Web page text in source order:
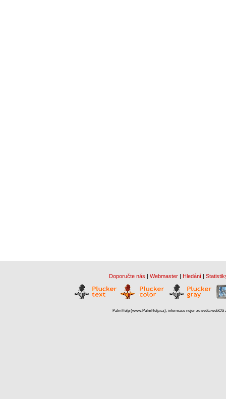
Doporučte nás | Webmaster | Hledání |
PalmHelp (www.PalmHelp.cz), informace nejen ze světa